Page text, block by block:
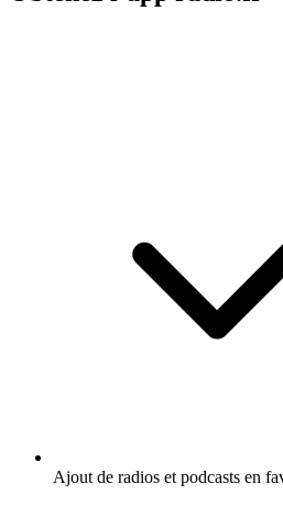
Ajout de radios et podcasts en